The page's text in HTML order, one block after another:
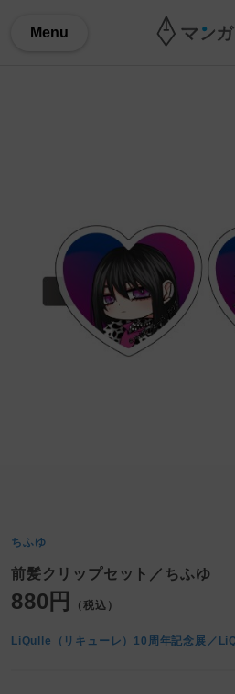
Menu
ちふゆ
前髪クリップセット／ちふゆ
880円 （税込）
LiQulle（リキューレ）10周年記念展／